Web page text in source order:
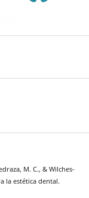
M. C., & Wilches-
la estética dental.